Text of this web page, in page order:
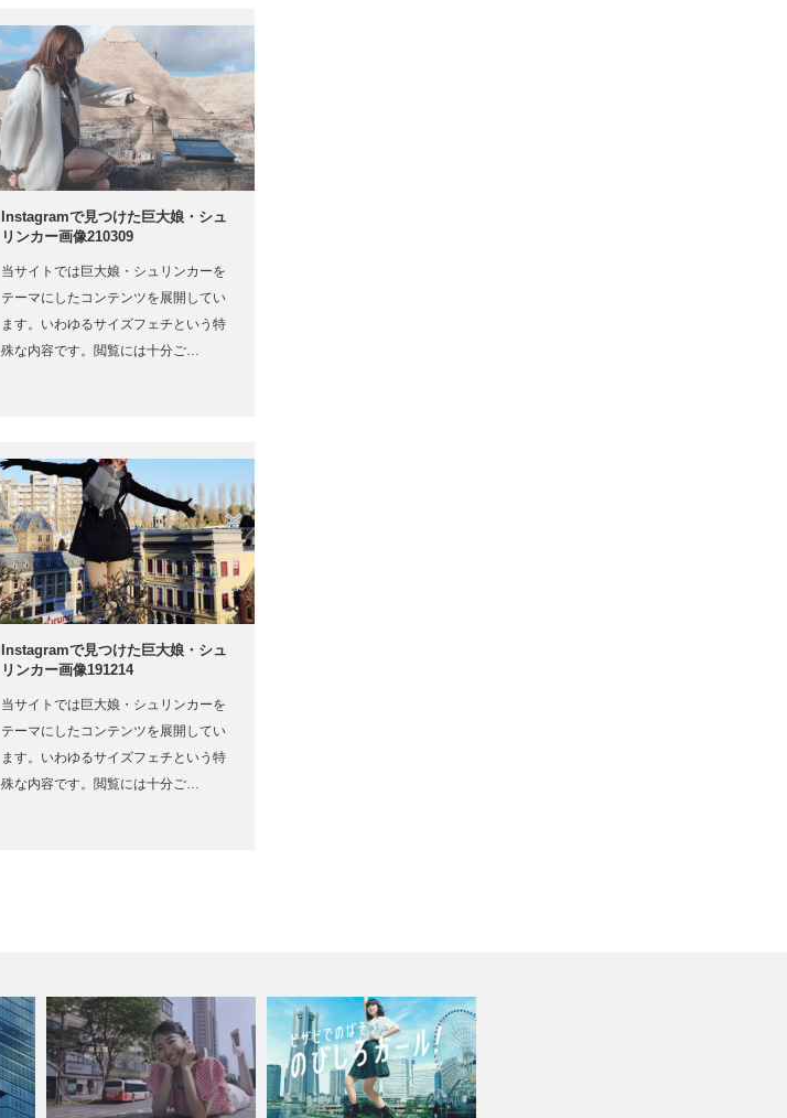
Instagramで見つけた巨大娘・シュ
リンカー画像210309
当サイトでは巨大娘・シュリンカーを
テーマにしたコンテンツを展開してい
ます。いわゆるサイズフェチという特
殊な内容です。閲覧には十分ご…
Instagramで見つけた巨大娘・シュ
リンカー画像191214
当サイトでは巨大娘・シュリンカーを
テーマにしたコンテンツを展開してい
ます。いわゆるサイズフェチという特
殊な内容です。閲覧には十分ご…